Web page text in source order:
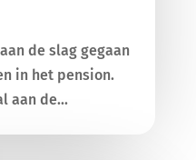
de slag gegaan
in het pension.
aan de...